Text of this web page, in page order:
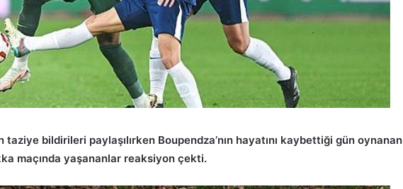
bildirileri paylaşılırken Boupendza’nın hayatını kaybettiği gün oynanan
maçında yaşananlar reaksiyon çekti.